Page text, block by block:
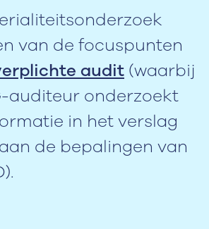
van de focuspunten
audit (waarbij
auditeur onderzoekt
in het verslag
de bepalingen van